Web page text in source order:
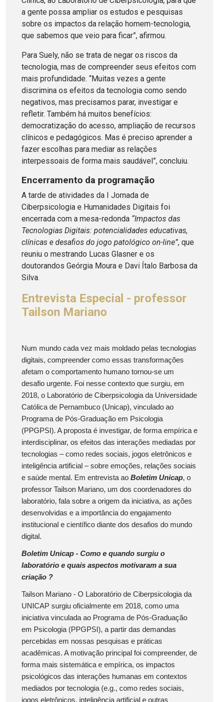
a gente possa ampliar os estudos e pesquisas
sobre os impactos da relação homem-tecnologia,
que sabemos que veio para ficar”, afirmou.
Para Suely, não se trata de negar os riscos da
tecnologia, mas de compreender seus efeitos com
mais profundidade. “Muitas vezes a gente
discrimina os efeitos da tecnologia como sendo
negativos, mas precisamos parar, investigar e
refletir. Também há muitos benefícios:
democratização do acesso, ampliação de recursos
clínicos e pedagógicos. Mas é preciso aprender a
fazer escolhas para mediar as relações
interpessoais de forma mais saudável”, concluiu.
Encerramento da programação
A tarde de atividades da I Jornada de
Ciberpsicologia e Humanidades Digitais foi
encerrada com a mesa-redonda “Impactos das
Tecnologias Digitais: potencialidades educativas,
clínicas e desafios do jogo patológico on-line”, que
reuniu o mestrando Lucas Glasner e os
doutorandos Geórgia Moura e Davi Ítalo Barbosa da
Silva.
Entrevista Especial - professor
Tailson Mariano
Num mundo cada vez mais moldado pelas tecnologias
digitais, compreender como essas transformações
afetam o comportamento humano tornou-se um
desafio urgente. Foi nesse contexto que surgiu, em
2018, o Laboratório de Ciberpsicologia da Universidade
Católica de Pernambuco (Unicap), vinculado ao
Programa de Pós-Graduação em Psicologia
(PPGPSI). A proposta é investigar, de forma empírica e
interdisciplinar, os efeitos das interações mediadas por
tecnologias – como redes sociais, jogos eletrônicos e
inteligência artificial – sobre emoções, relações sociais
e saúde mental. Em entrevista ao Boletim Unicap, o
professor Tailson Mariano, um dos coordenadores do
laboratório, fala sobre a origem da iniciativa, as ações
desenvolvidas e a importância do engajamento
institucional e científico diante dos desafios do mundo
digital.
Boletim Unicap - Como e quando surgiu o
laboratório e quais aspectos motivaram a sua
criação ?
Tailson Mariano - O Laboratório de Ciberpsicologia da
UNICAP surgiu oficialmente em 2018, como uma
iniciativa vinculada ao Programa de Pós-Graduação
em Psicologia (PPGPSI), a partir das demandas
percebidas em nossas pesquisas e práticas
acadêmicas. A motivação principal foi compreender, de
forma mais sistemática e empírica, os impactos
psicológicos das interações humanas em contextos
mediados por tecnologia (e.g., como redes sociais,
jogos eletrônicos, inteligência artificial e outras